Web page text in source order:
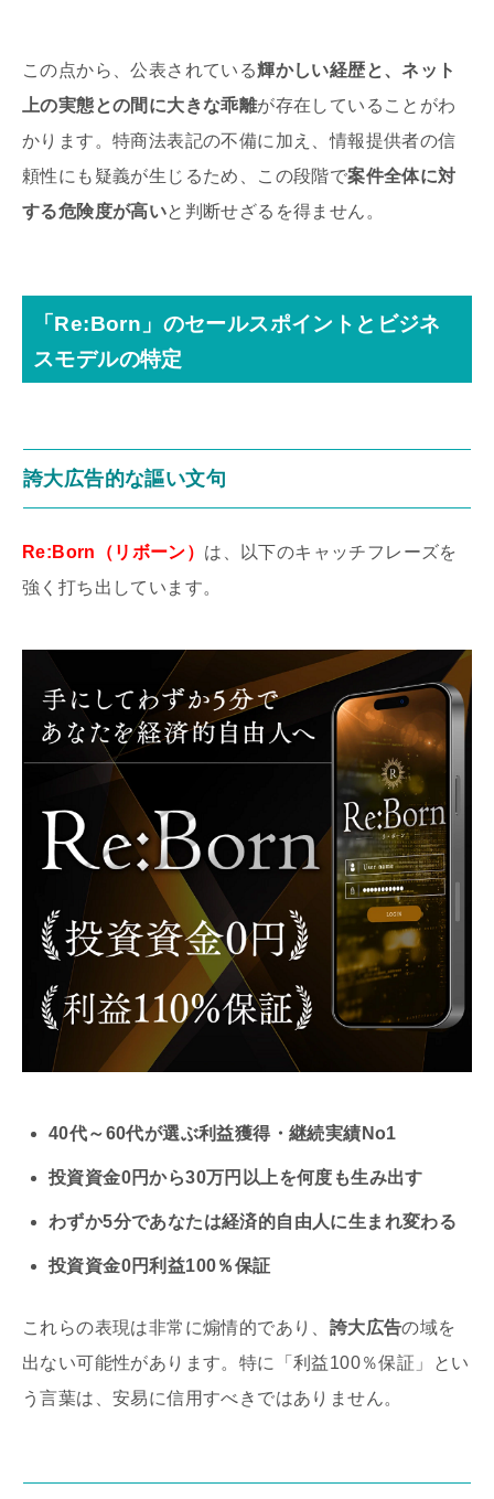
この点から、公表されている輝かしい経歴と、ネット
上の実態との間に大きな乖離が存在していることがわ
かります。特商法表記の不備に加え、情報提供者の信
頼性にも疑義が生じるため、この段階で案件全体に対
する危険度が高いと判断せざるを得ません。
「Re:Born」のセールスポイントとビジネ
スモデルの特定
誇大広告的な謳い文句
Re:Born（リボーン） は、以下のキャッチフレーズを
強く打ち出しています。
40代～60代が選ぶ利益獲得・継続実績No1
投資資金0円から30万円以上を何度も生み出す
わずか5分であなたは経済的自由人に生まれ変わる
投資資金0円利益100％保証
これらの表現は非常に煽情的であり、 誇大広告の域を
出ない可能性があります。特に「利益100％保証」とい
う言葉は、安易に信用すべきではありません。